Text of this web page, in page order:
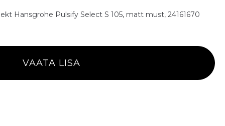
Hansgrohe Pulsify Select S 105, matt must, 24161670
VAATA LISA